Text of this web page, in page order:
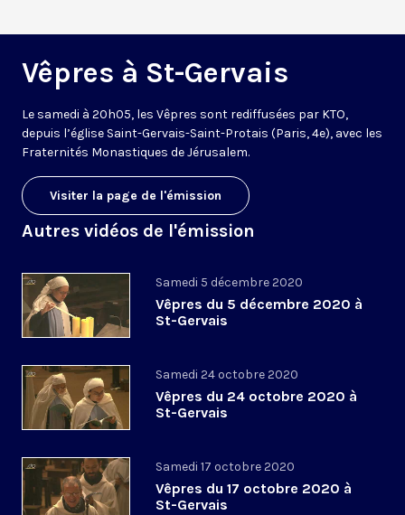
Vêpres à St-Gervais
Le samedi à 20h05, les Vêpres sont rediffusées par KTO,
depuis l’église Saint-Gervais-Saint-Protais (Paris, 4e), avec les
Fraternités Monastiques de Jérusalem.
Visiter la page de l'émission
Autres vidéos de l'émission
Samedi 5 décembre 2020
Vêpres du 5 décembre 2020 à
St-Gervais
Samedi 24 octobre 2020
Vêpres du 24 octobre 2020 à
St-Gervais
Samedi 17 octobre 2020
Vêpres du 17 octobre 2020 à
St-Gervais